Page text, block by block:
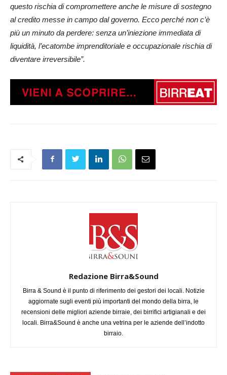
questo rischia di compromettere anche le misure di sostegno
al credito messe in campo dal governo. Ecco perché non c’è
più un minuto da perdere: senza un’iniezione immediata di
liquidità, l’ecatombe imprenditoriale e occupazionale rischia di
diventare irreversibile”.
Redazione Birra&Sound
Birra & Sound è il punto di riferimento dei gestori dei locali. Notizie
aggiornate sugli eventi più importanti del mondo della birra, le
recensioni delle migliori aziende birraie, dei birrifici artigianali e dei
locali. Birra&Sound è anche una vetrina per le aziende dell’indotto
birraio.